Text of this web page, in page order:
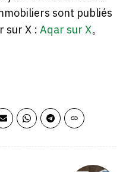
sont publiés
sur X : Aqar sur X。